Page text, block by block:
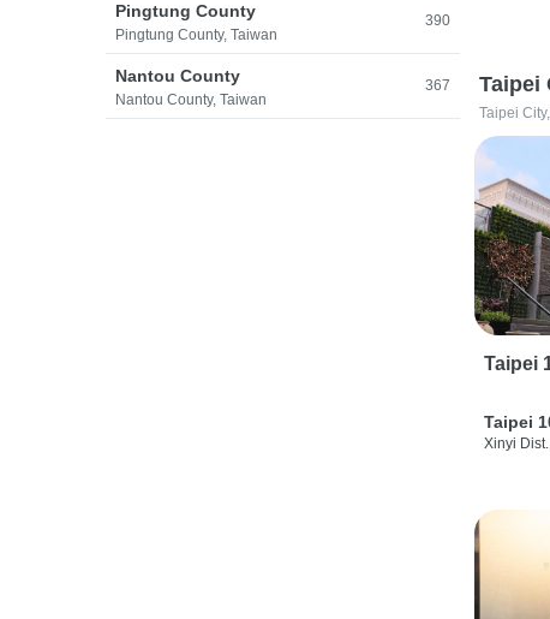
Pingtung County
Pingtung County, Taiwan
390
Nantou County
Nantou County, Taiwan
367 Taipei
Taipei
Taipei
Taipei
Xinyi